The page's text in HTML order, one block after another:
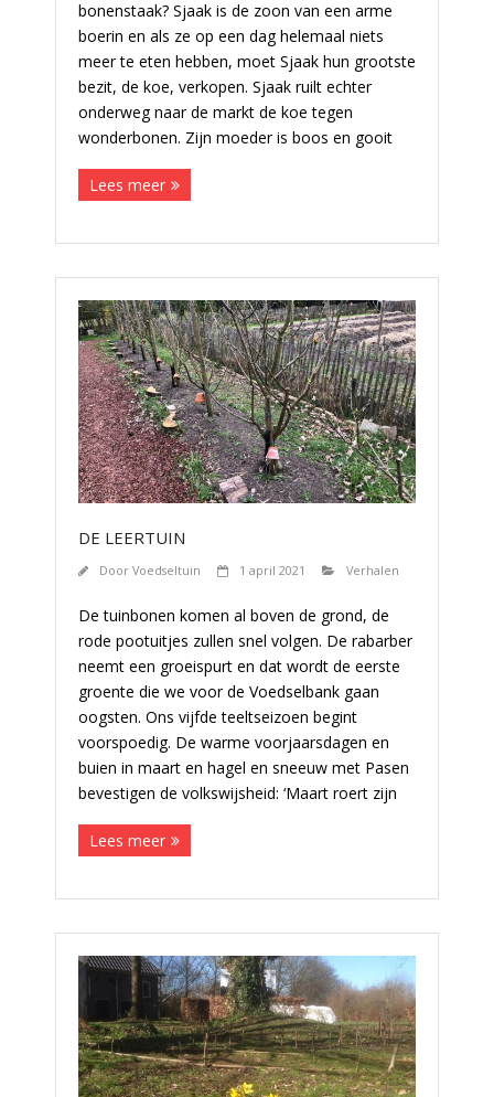
bonenstaak? Sjaak is de zoon van een arme
boerin en als ze op een dag helemaal niets
meer te eten hebben, moet Sjaak hun grootste
bezit, de koe, verkopen. Sjaak ruilt echter
onderweg naar de markt de koe tegen
wonderbonen. Zijn moeder is boos en gooit
Lees meer
DE LEERTUIN
Door Voedseltuin 1 april 2021 Verhalen
De tuinbonen komen al boven de grond, de
rode pootuitjes zullen snel volgen. De rabarber
neemt een groeispurt en dat wordt de eerste
groente die we voor de Voedselbank gaan
oogsten. Ons vijfde teeltseizoen begint
voorspoedig. De warme voorjaarsdagen en
buien in maart en hagel en sneeuw met Pasen
bevestigen de volkswijsheid: ‘Maart roert zijn
Lees meer